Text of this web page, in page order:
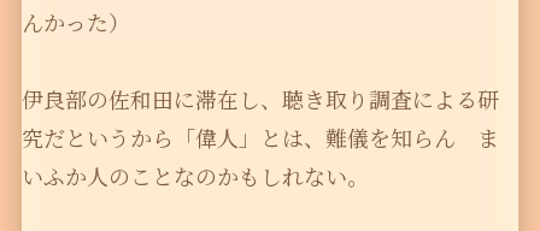
んかった）
伊良部の佐和田に滞在し、聴き取り調査による研
究だというから「偉人」とは、難儀を知らん ま
いふか人のことなのかもしれない。